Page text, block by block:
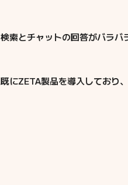
検索とチャットの回答がバラバ
既にZETA製品を導入しており